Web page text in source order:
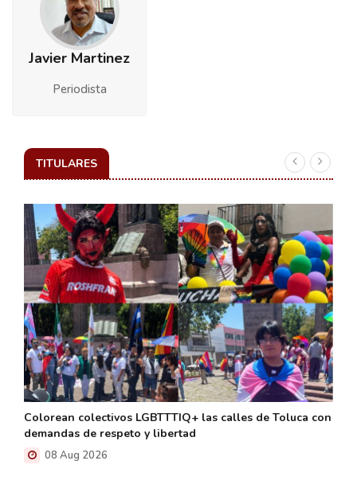
Javier Martinez
Periodista
TITULARES
Colorean colectivos LGBTTTIQ+ las calles de Toluca con
demandas de respeto y libertad
08 Aug 2026